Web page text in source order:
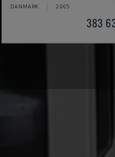
DANMARK 2005
383